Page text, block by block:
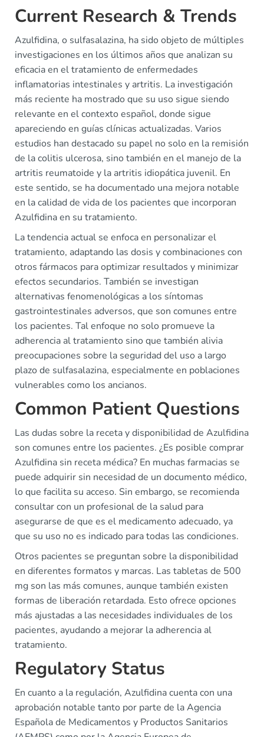
Current Research & Trends
Azulfidina, o sulfasalazina, ha sido objeto de múltiples
investigaciones en los últimos años que analizan su
eficacia en el tratamiento de enfermedades
inflamatorias intestinales y artritis. La investigación
más reciente ha mostrado que su uso sigue siendo
relevante en el contexto español, donde sigue
apareciendo en guías clínicas actualizadas. Varios
estudios han destacado su papel no solo en la remisión
de la colitis ulcerosa, sino también en el manejo de la
artritis reumatoide y la artritis idiopática juvenil. En
este sentido, se ha documentado una mejora notable
en la calidad de vida de los pacientes que incorporan
Azulfidina en su tratamiento.
La tendencia actual se enfoca en personalizar el
tratamiento, adaptando las dosis y combinaciones con
otros fármacos para optimizar resultados y minimizar
efectos secundarios. También se investigan
alternativas fenomenológicas a los síntomas
gastrointestinales adversos, que son comunes entre
los pacientes. Tal enfoque no solo promueve la
adherencia al tratamiento sino que también alivia
preocupaciones sobre la seguridad del uso a largo
plazo de sulfasalazina, especialmente en poblaciones
vulnerables como los ancianos.
Common Patient Questions
Las dudas sobre la receta y disponibilidad de Azulfidina
son comunes entre los pacientes. ¿Es posible comprar
Azulfidina sin receta médica? En muchas farmacias se
puede adquirir sin necesidad de un documento médico,
lo que facilita su acceso. Sin embargo, se recomienda
consultar con un profesional de la salud para
asegurarse de que es el medicamento adecuado, ya
que su uso no es indicado para todas las condiciones.
Otros pacientes se preguntan sobre la disponibilidad
en diferentes formatos y marcas. Las tabletas de 500
mg son las más comunes, aunque también existen
formas de liberación retardada. Esto ofrece opciones
más ajustadas a las necesidades individuales de los
pacientes, ayudando a mejorar la adherencia al
tratamiento.
Regulatory Status
En cuanto a la regulación, Azulfidina cuenta con una
aprobación notable tanto por parte de la Agencia
Española de Medicamentos y Productos Sanitarios